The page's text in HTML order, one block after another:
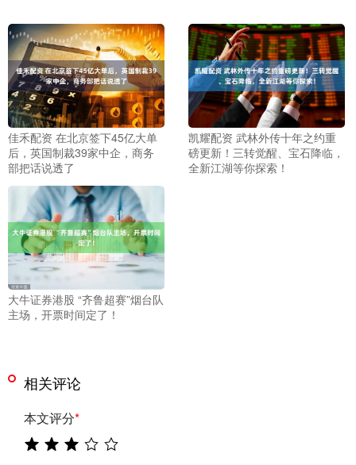
佳禾配资 在北京签下45亿大单
后，英国制裁39家中企，商务
部把话说透了
凯耀配资 武林外传十年之约重
磅更新！三转觉醒、宝石降临，
全新江湖等你探索！
大牛证券港股 “齐鲁超赛”烟台队
主场，开票时间定了！
相关评论
本文评分*